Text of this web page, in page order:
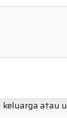
atau